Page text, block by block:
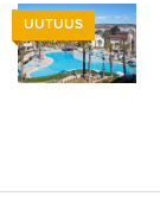
UUTUUS